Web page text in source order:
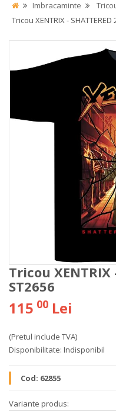
Imbracaminte
Tricou XENTRIX - SHATTERED
Tricou XENTRIX
ST2656
115 00 Lei
(Pretul include TVA)
Disponibilitate: Indisponibil
Cod: 62855
Variante produs: